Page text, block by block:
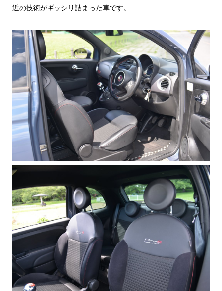
近の技術がギッシリ詰まった車です。